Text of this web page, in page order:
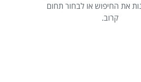
את החיפוש או לבחור תחום
קרוב.